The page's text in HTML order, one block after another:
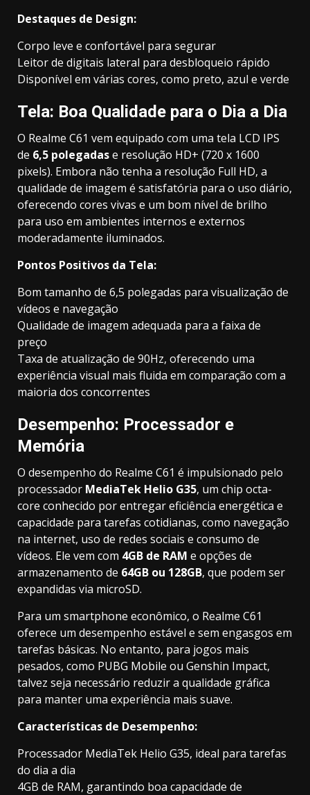
Destaques de Design:
Corpo leve e confortável para segurar
Leitor de digitais lateral para desbloqueio rápido
Disponível em várias cores, como preto, azul e verde
Tela: Boa Qualidade para o Dia a Dia
O Realme C61 vem equipado com uma tela LCD IPS
de 6,5 polegadase resolução HD+ (720 x 1600
pixels). Embora não tenha a resolução Full HD, a
qualidade de imagem é satisfatória para o uso diário,
oferecendo cores vivas e um bom nível de brilho
para uso em ambientes internos e externos
moderadamente iluminados.
Pontos Positivos da Tela:
Bom tamanho de 6,5 polegadas para visualização de
vídeos e navegação
Qualidade de imagem adequada para a faixa de
preço
Taxa de atualização de 90Hz, oferecendo uma
experiência visual mais fluida em comparação com a
maioria dos concorrentes
Desempenho: Processador e
Memória
O desempenho do Realme C61 é impulsionado pelo
processador MediaTek Helio G35, um chip octa-
core conhecido por entregar eficiência energética e
capacidade para tarefas cotidianas, como navegação
na internet, uso de redes sociais e consumo de
vídeos. Ele vem com 4GB de RAM e opções de
armazenamento de 64GB ou 128GB, que podem ser
expandidas via microSD.
Para um smartphone econômico, o Realme C61
oferece um desempenho estável e sem engasgos em
tarefas básicas. No entanto, para jogos mais
pesados, como PUBG Mobile ou Genshin Impact,
talvez seja necessário reduzir a qualidade gráfica
para manter uma experiência mais suave.
Características de Desempenho:
Processador MediaTek Helio G35, ideal para tarefas
do dia a dia
4GB de RAM, garantindo boa capacidade de